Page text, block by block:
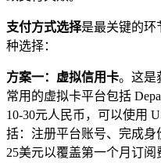
支付方式选择是最关键的环
种选择：
方案一：虚拟信用卡。这是
常用的虚拟卡平台包括
10-30元人民币，可以使用
括：注册平台账号、完成
25美元以覆盖第一个月订阅